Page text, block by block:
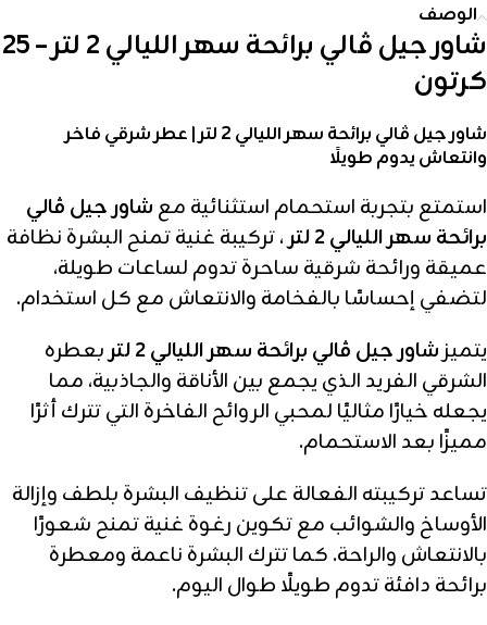
الوصف
شاور جيل ڤالي برائحة سهر الليالي 2 لتر – 25
كرتون
شاور جيل ڤالي برائحة سهر الليالي 2 لتر | عطر شرقي فاخر
وانتعاش يدوم طويلًا
استمتع بتجربة استحمام استثنائية مع شاور جيل ڤالي
برائحة سهر الليالي 2 لتر
، تركيبة غنية تمنح البشرة نظافة
عميقة ورائحة شرقية ساحرة تدوم لساعات طويلة،
لتضفي إحساسًا بالفخامة والانتعاش مع كل استخدام.
يتميزشاور جيل ڤالي برائحة سهر الليالي 2 لتر
بعطره
الشرقي الفريد الذي يجمع بين الأناقة والجاذبية، مما
يجعله خيارًا مثاليًا لمحبي الروائح الفاخرة التي تترك أثرًا
مميزًا بعد الاستحمام.
تساعد تركيبته الفعالة على تنظيف البشرة بلطف وإزالة
الأوساخ والشوائب مع تكوين رغوة غنية تمنح شعورًا
بالانتعاش والراحة. كما تترك البشرة ناعمة ومعطرة
برائحة دافئة تدوم طويلًا طوال اليوم.